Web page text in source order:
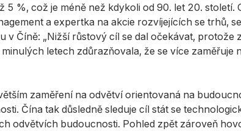
%, což je méně než kdykoli od 90. let 20. století.
a expertka na akcie rozvíjejících se trhů,
v Číně: „Nižší růstový cíl se dal očekávat, protože
letech zdůrazňovala, že se více zaměřuje
zaměření na odvětví orientovaná na
Čína tak důsledně sleduje cíl stát se
odvětvích budoucnosti. Pohled zpět zároveň